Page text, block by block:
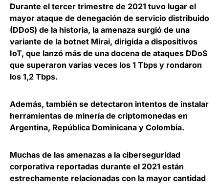
Durante el tercer trimestre de 2021 tuvo lugar el
mayor ataque de denegación de servicio distribuido
(DDoS) de la historia, la amenaza surgió de una
variante de la botnet Mirai, dirigida a dispositivos
IoT, que lanzó más de una docena de ataques DDoS
que superaron varias veces los 1 Tbps y rondaron
los 1,2 Tbps.
Además, también se detectaron intentos de instalar
herramientas de minería de criptomonedas en
Argentina, República Dominicana y Colombia.
Muchas de las amenazas a la ciberseguridad
corporativa reportadas durante el 2021 están
estrechamente relacionadas con la mayor cantidad